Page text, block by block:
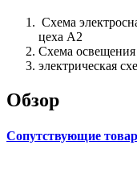
Схема
цеха А2
Схема
электрическая
Обзор
Сопутствующие